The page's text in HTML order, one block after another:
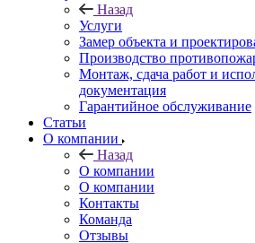
Назад
Услуги
Замер объекта и
Производство
Монтаж, сдача работ и
документация
Гарантийное обслуживание
Статьи
О компании
Назад
О компании
О компании
Контакты
Команда
Отзывы